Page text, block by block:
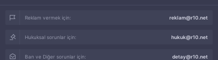
Reklam vermek için: reklam@r10.net
Hukuksal sorunlar için: hukuk@r10.net
Ban ve Diğer sorunlar için: detay@r10.net